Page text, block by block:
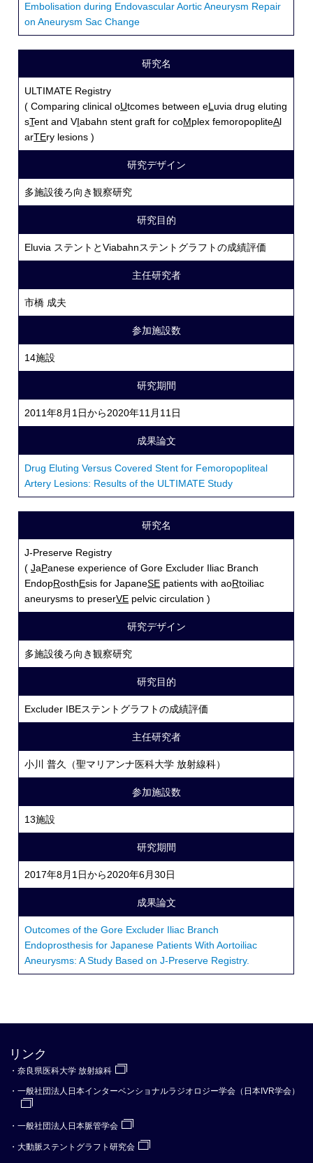
Embolisation during Endovascular Aortic Aneurysm Repair
on Aneurysm Sac Change
研究名
ULTIMATE Registry
( Comparing clinical oUtcomes between eLuvia drug eluting
sTent and VIabahn stent graft for coMplex femoropopliteAl
arTEry lesions )
研究デザイン
多施設後ろ向き観察研究
研究目的
Eluvia ステントとViabahnステントグラフトの成績評価
主任研究者
市橋 成夫
参加施設数
14施設
研究期間
2011年8月1日から2020年11月11日
成果論文
Drug Eluting Versus Covered Stent for Femoropopliteal
Artery Lesions: Results of the ULTIMATE Study
研究名
J-Preserve Registry
(JaPanese experience of Gore Excluder Iliac Branch
EndopRosthEsis for JapaneSE patients with aoRtoiliac
aneurysms to preserVE pelvic circulation )
研究デザイン
多施設後ろ向き観察研究
研究目的
Excluder IBEステントグラフトの成績評価
主任研究者
小川 普久（聖マリアンナ医科大学 放射線科）
参加施設数
13施設
研究期間
2017年8月1日から2020年6月30日
成果論文
Outcomes of the Gore Excluder Iliac Branch
Endoprosthesis for Japanese Patients With Aortoiliac
Aneurysms: A Study Based on J-Preserve Registry.
リンク
・奈良県医科大学 放射線科
・一般社団法人日本インターベンショナルラジオロジー学会（日本IVR学会）
・一般社団法人日本脈管学会
・大動脈ステントグラフト研究会